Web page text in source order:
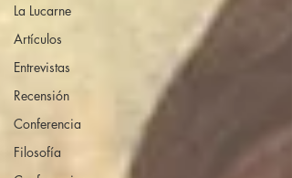
La Lucarne
Artículos
Entrevistas
Recensión
Conferencia
Filosofía